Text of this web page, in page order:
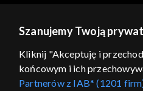
regulamin serwisu
Szanujemy Twoją
Kliknij "Akceptuję i
końcowym i ich
Partnerów z IAB* (1201